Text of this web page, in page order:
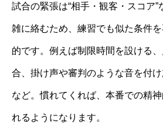
試合の緊張は“相手・観客・スコア
雑に絡むため、練習でも似た条件
的です。例えば制限時間を設ける
合、掛け声や審判のような音を付
など。慣れてくれば、本番での精
れるようになります。